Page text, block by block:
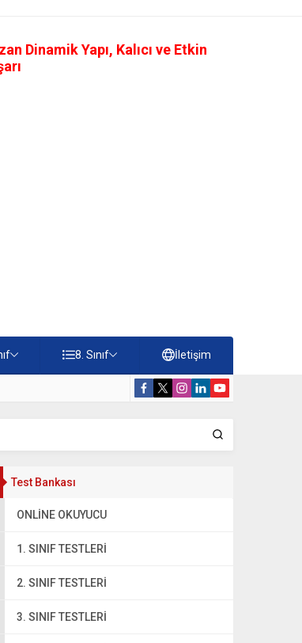
Dinamik Yapı, Kalıcı ve Etkin
8. Sınıf İletişim
Test Bankası
ONLINE OKUYUCU
1. SINIF TESTLERI
2. SINIF TESTLERI
3. SINIF TESTLERI